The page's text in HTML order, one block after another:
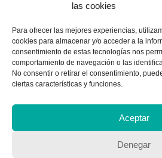
las cookies
Para ofrecer las mejores experiencias,
cookies para almacenar y/o acceder a la
consentimiento de estas tecnologías nos
comportamiento de navegación o las
No consentir o retirar el consentimiento,
ciertas características y funciones.
Aceptar
Denegar
POLÍTICA DE PRIVACIDAD
Política de privacidad